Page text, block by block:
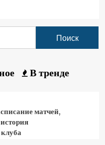
В тренде
матчей,